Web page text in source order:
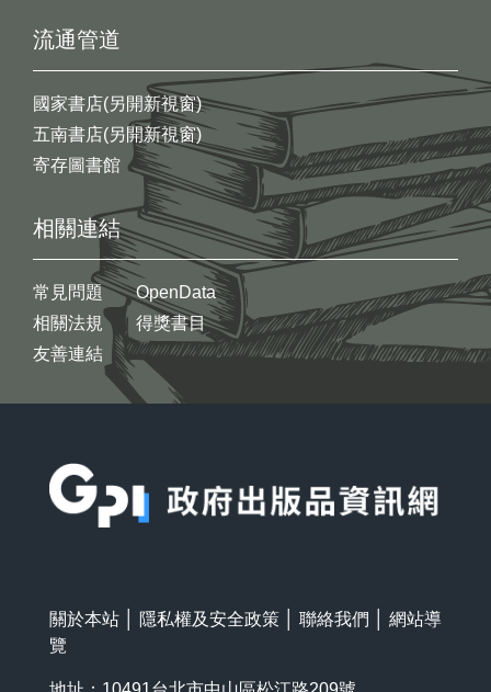
流通管道
國家書店(另開新視窗)
五南書店(另開新視窗)
寄存圖書館
相關連結
常見問題
相關法規
友善連結
OpenData
得獎書目
關於本站 隱私權及安全政策 聯絡我們
網站導
覽